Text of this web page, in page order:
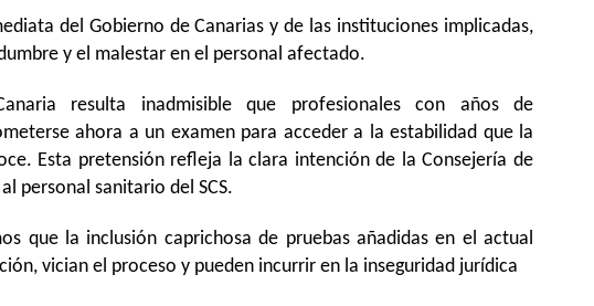
del Gobierno de Canarias y de las instituciones implicadas,
y el malestar en el personal afectado.
resulta inadmisible que profesionales con años de
ahora a un examen para acceder a la estabilidad que la
Esta pretensión refleja la clara intención de la Consejería de
personal sanitario del SCS.
que la inclusión caprichosa de pruebas añadidas en el actual
vician el proceso y pueden incurrir en la inseguridad jurídica